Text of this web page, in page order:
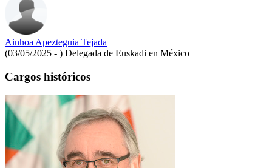
Ainhoa Apezteguia Tejada
(03/05/2025 - ) Delegada de Euskadi en México
Cargos históricos